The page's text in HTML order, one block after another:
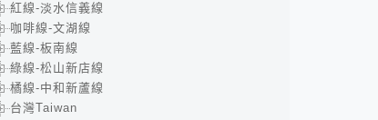
紅線-淡水信義線
咖啡線-文湖線
藍線-板南線
綠線-松山新店線
橘線-中和新蘆線
台灣Taiwan